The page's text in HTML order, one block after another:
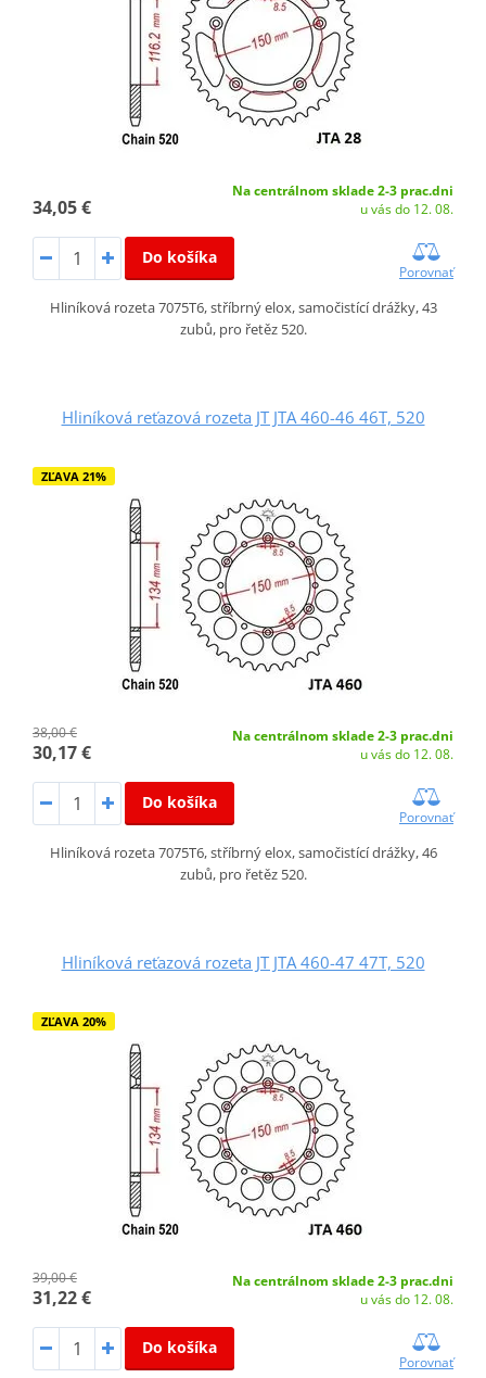
34,05 €
Na centrálnom sklade 2-3 prac.dni
u vás do 12. 08.
Do košíka
Porovnať
Hliníková rozeta 7075T6, stříbrný elox, samočistící drážky, 43
zubů, pro řetěz 520.
Hliníková reťazová rozeta JT JTA 460-46 46T, 520
ZĽAVA 21%
38,00 €
30,17 €
Na centrálnom sklade 2-3 prac.dni
u vás do 12. 08.
Do košíka
Porovnať
Hliníková rozeta 7075T6, stříbrný elox, samočistící drážky, 46
zubů, pro řetěz 520.
Hliníková reťazová rozeta JT JTA 460-47 47T, 520
ZĽAVA 20%
39,00 €
31,22 €
Na centrálnom sklade 2-3 prac.dni
u vás do 12. 08.
Do košíka
Porovnať